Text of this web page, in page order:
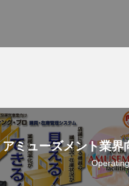
アミューズメント業界